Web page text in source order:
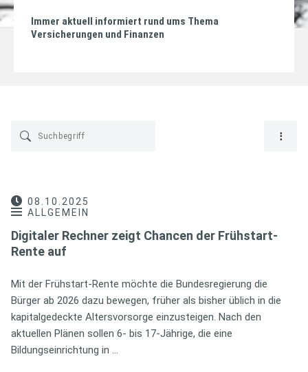
Immer aktuell informiert rund ums Thema
Versicherungen und Finanzen
08.10.2025
ALLGEMEIN
Digitaler Rechner zeigt Chancen der Frühstart-
Rente auf
Mit der Frühstart-Rente möchte die Bundesregierung die
Bürger ab 2026 dazu bewegen, früher als bisher üblich in die
kapitalgedeckte Altersvorsorge einzusteigen. Nach den
aktuellen Plänen sollen 6- bis 17-Jährige, die eine
Bildungseinrichtung in …